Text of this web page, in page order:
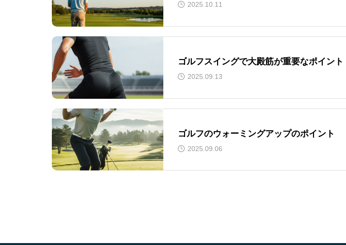
2025.10.11
ゴルフスイングで大殿筋が重要なポイント
2025.09.13
ゴルフのウォーミングアップのポイント
2025.09.06